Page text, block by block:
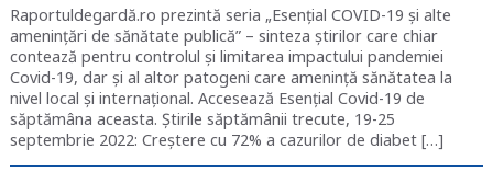
Raportuldegardă.ro prezintă seria „Esențial COVID-19 și alte
amenințări de sănătate publică” – sinteza știrilor care chiar
contează pentru controlul și limitarea impactului pandemiei
Covid-19, dar și al altor patogeni care amenință sănătatea la
nivel local și internațional. Accesează Esențial Covid-19 de
săptămâna aceasta. Știrile săptămânii trecute, 19-25
septembrie 2022: Creștere cu 72% a cazurilor de diabet […]